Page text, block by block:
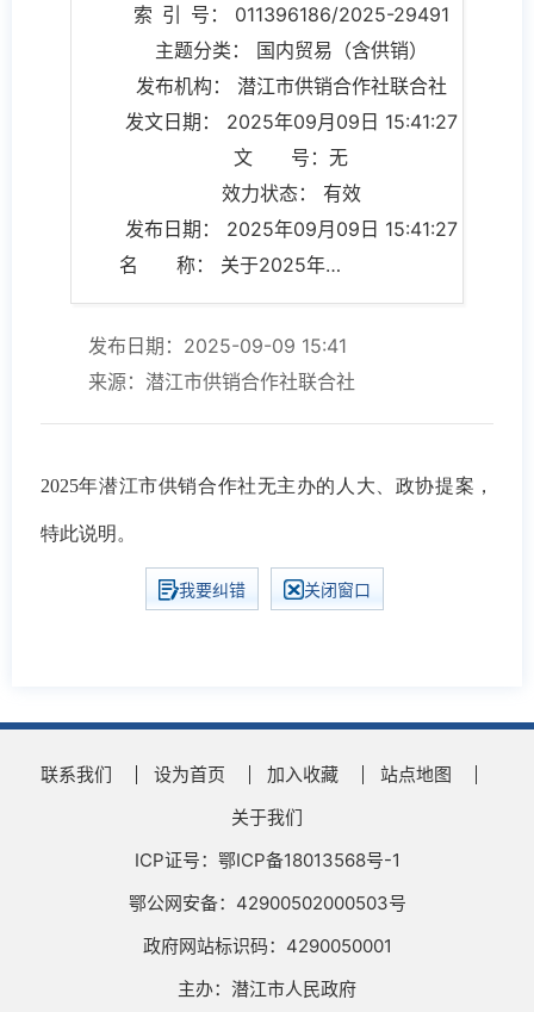
索 引 号： 011396186/2025-29491
主题分类： 国内贸易（含供销）
发布机构： 潜江市供销合作社联合社
发文日期： 2025年09月09日 15:41:27
文 号：无
效力状态： 有效
发布日期： 2025年09月09日 15:41:27
名 称： 关于2025年人大、政协提案办理的说明
发布日期：2025-09-09 15:41
来源：潜江市供销合作社联合社
2025年潜江市供销合作社无主办的人大、政协提案，
特此说明。
我要纠错 关闭窗口
联系我们 设为首页 加入收藏
站点地图
关于我们
ICP证号：鄂ICP备18013568号-1
鄂公网安备：42900502000503号
政府网站标识码：4290050001
主办：潜江市人民政府